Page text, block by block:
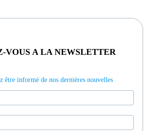
VOUS A LA NEWSLETTER
être informé de nos dernières nouvelles